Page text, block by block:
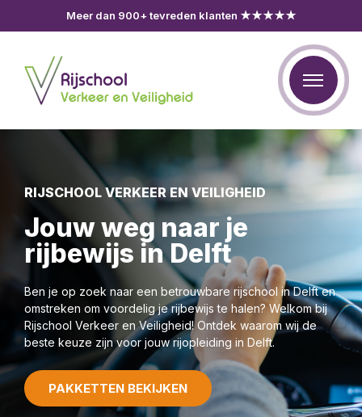
Meer dan 900+ tevreden klanten ★★★★★
RIJSCHOOL VERKEER EN VEILIGHEID
Jouw weg naar je
rijbewijs in Delft
Ben je op zoek naar een betrouwbare rijschool in Delft en
omstreken om voordelig je rijbewijs te halen? Welkom bij
Rijschool Verkeer en Veiligheid! Ontdek waarom wij de
beste keuze zijn voor jouw rijopleiding in Delft.
PAKKETTEN BEKIJKEN